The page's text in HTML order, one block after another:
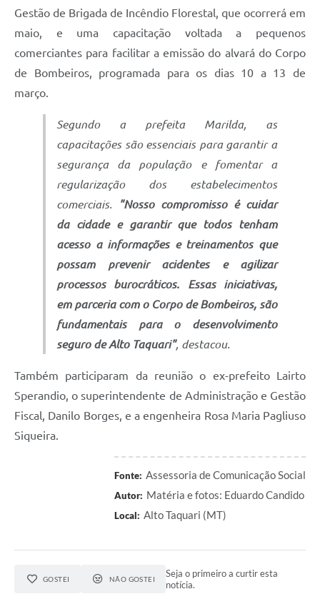
Gestão de Brigada de Incêndio Florestal, que ocorrerá em
maio, e uma capacitação voltada a pequenos
comerciantes para facilitar a emissão do alvará do Corpo
de Bombeiros, programada para os dias 10 a 13 de
março.
Segundo a prefeita Marilda, as
capacitações são essenciais para garantir a
segurança da população e fomentar a
regularização dos estabelecimentos
comerciais.
"Nosso compromisso é cuidar
da cidade e garantir que todos tenham
acesso a informações e treinamentos que
possam prevenir acidentes e agilizar
processos burocráticos. Essas iniciativas,
em parceria com o Corpo de Bombeiros, são
fundamentais para o desenvolvimento
seguro de Alto Taquari", destacou.
Também participaram da reunião o ex-prefeito Lairto
Sperandio, o superintendente de Administração e Gestão
Fiscal, Danilo Borges, e a engenheira Rosa Maria Pagliuso
Siqueira.
Fonte: Assessoria de Comunicação Social
Autor: Matéria e fotos: Eduardo Candido
Local: Alto Taquari (MT)
GOSTEI NÃO GOSTEI
Seja o primeiro a curtir esta
notícia.